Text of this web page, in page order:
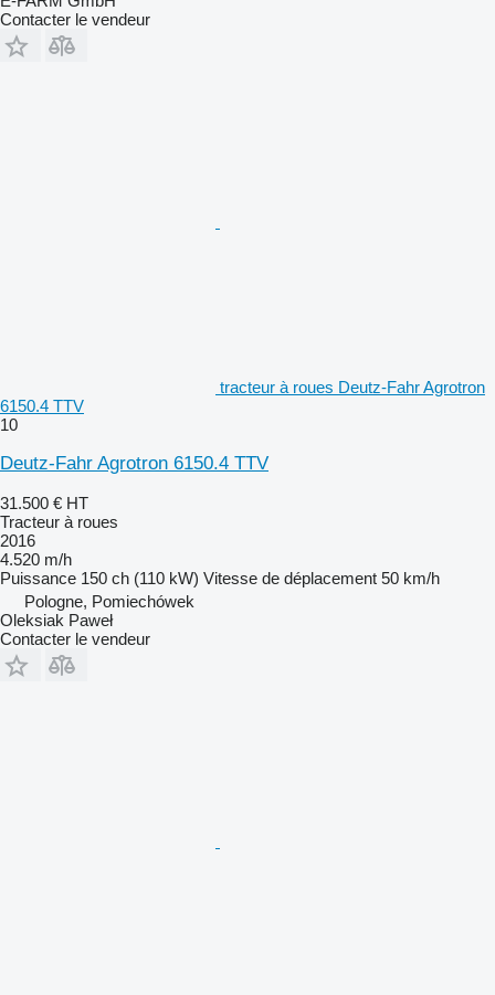
Contacter le vendeur
tracteur à roues Deutz-Fahr Agrotron
6150.4 TTV
10
Deutz-Fahr Agrotron 6150.4 TTV
31.500 € HT
Tracteur à roues
2016
4.520 m/h
Puissance 150 ch (110 kW) Vitesse de déplacement 50 km/h
Pologne, Pomiechówek
Oleksiak Paweł
Contacter le vendeur